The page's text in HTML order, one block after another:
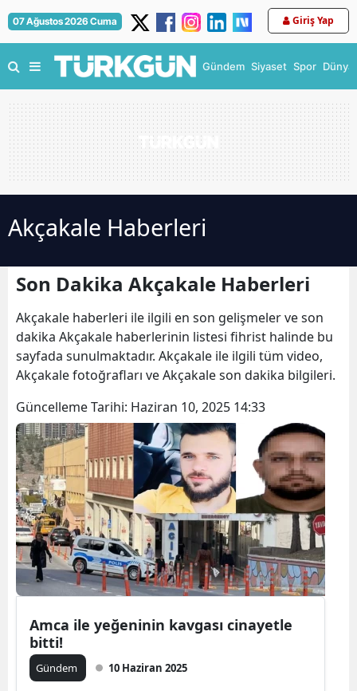
07 Ağustos 2026 Cuma Giriş Yap
Gündem Siyaset Spor Dünya
Akçakale Haberleri
Son Dakika Akçakale Haberleri
Akçakale haberleri ile ilgili en son gelişmeler ve son
dakika Akçakale haberlerinin listesi fihrist halinde bu
sayfada sunulmaktadır. Akçakale ile ilgili tüm video,
Akçakale fotoğrafları ve Akçakale son dakika bilgileri.
Güncelleme Tarihi: Haziran 10, 2025 14:33
Amca ile yeğeninin kavgası cinayetle
bitti!
Gündem 10 Haziran 2025